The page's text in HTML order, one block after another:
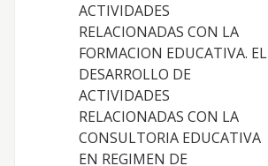
ACTIVIDADES
RELACIONADAS CON LA
FORMACION EDUCATIVA. EL
DESARROLLO DE
ACTIVIDADES
RELACIONADAS CON LA
CONSULTORIA EDUCATIVA
EN REGIMEN DE